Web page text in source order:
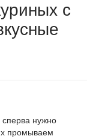
с
нужно
промываем